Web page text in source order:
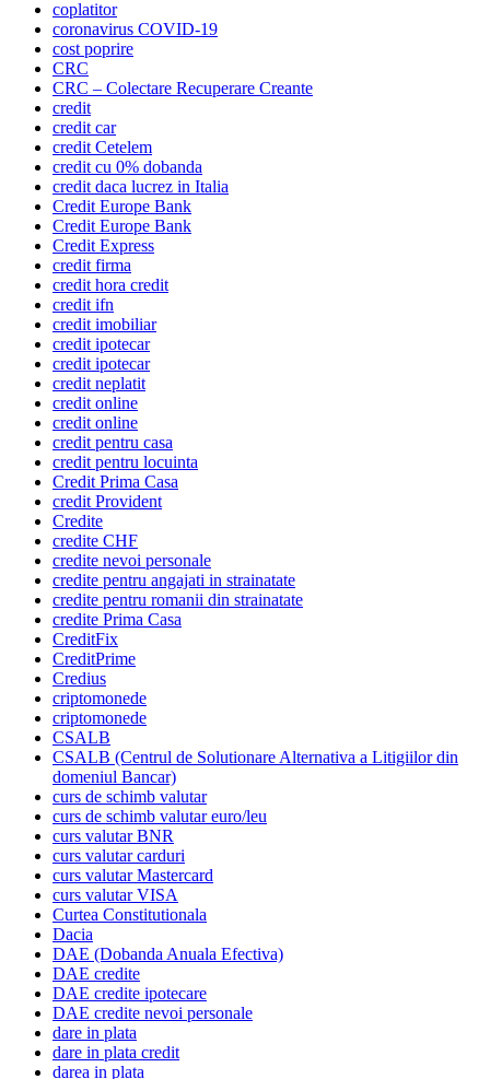
coplatitor
coronavirus COVID-19
cost poprire
CRC
CRC – Colectare Recuperare Creante
credit
credit car
credit Cetelem
credit cu 0% dobanda
credit daca lucrez in Italia
Credit Europe Bank
Credit Europe Bank
Credit Express
credit firma
credit hora credit
credit ifn
credit imobiliar
credit ipotecar
credit ipotecar
credit neplatit
credit online
credit online
credit pentru casa
credit pentru locuinta
Credit Prima Casa
credit Provident
Credite
credite CHF
credite nevoi personale
credite pentru angajati in strainatate
credite pentru romanii din strainatate
credite Prima Casa
CreditFix
CreditPrime
Credius
criptomonede
criptomonede
CSALB
CSALB (Centrul de Solutionare Alternativa a Litigiilor din
domeniul Bancar)
curs de schimb valutar
curs de schimb valutar euro/leu
curs valutar BNR
curs valutar carduri
curs valutar Mastercard
curs valutar VISA
Curtea Constitutionala
Dacia
DAE (Dobanda Anuala Efectiva)
DAE credite
DAE credite ipotecare
DAE credite nevoi personale
dare in plata
dare in plata credit
darea in plata